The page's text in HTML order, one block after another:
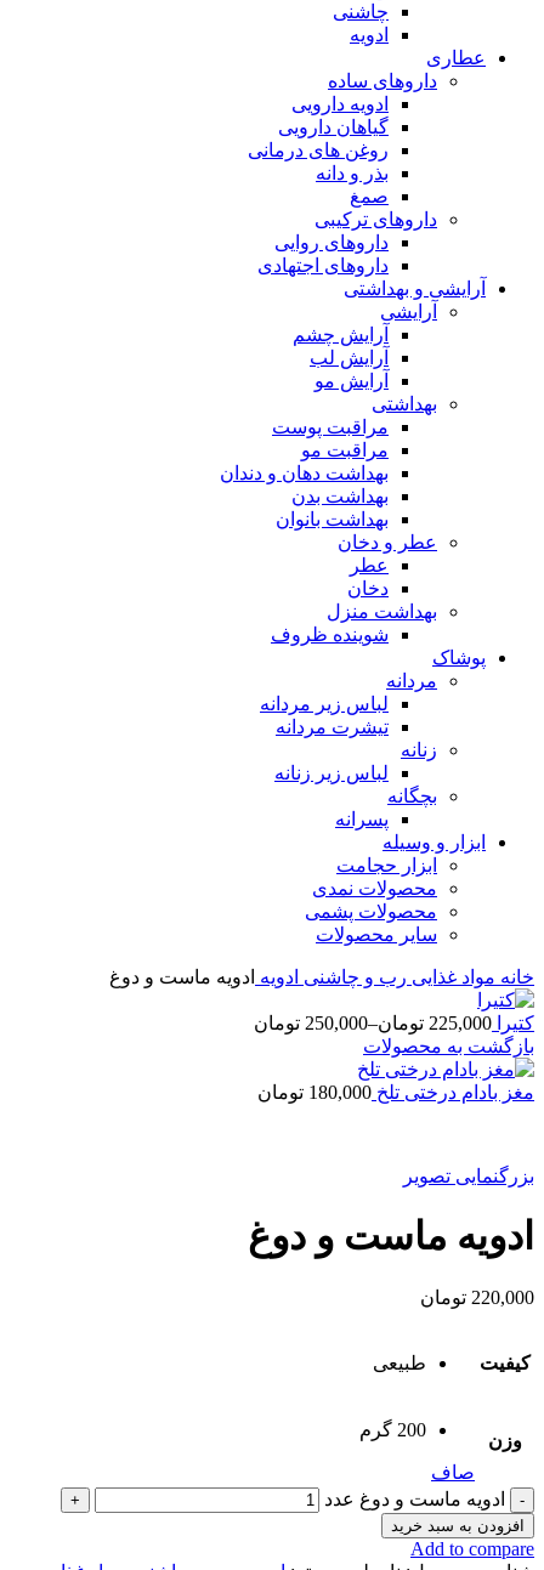
چاشنی
ادویه
عطاری
داروهای ساده
ادویه دارویی
گیاهان دارویی
روغن های درمانی
بذر و دانه
صمغ
داروهای ترکیبی
داروهای روایی
داروهای اجتهادی
آرایشی و بهداشتی
آرایشی
آرایش چشم
آرایش لب
آرایش مو
بهداشتی
مراقبت پوست
مراقبت مو
بهداشت دهان و دندان
بهداشت بدن
بهداشت بانوان
عطر و دخان
عطر
دخان
بهداشت منزل
شوینده ظروف
پوشاک
مردانه
لباس زیر مردانه
تیشرت مردانه
زنانه
لباس زیر زنانه
بچگانه
پسرانه
ابزار و وسیله
ابزار حجامت
محصولات نمدی
محصولات پشمی
سایر محصولات
خانه مواد غذایی رب و چاشنی ادویه ادویه ماست و دوغ
کتیرا 225,000 تومان–
250,000 تومان
بازگشت به محصولات
مغز بادام درختی تلخ 180,000 تومان
بزرگنمایی تصویر
ادویه ماست و دوغ
220,000 تومان
کیفیت طبیعی
وزن
200 گرم
صاف
ادویه ماست و دوغ عدد
افزودن به سبد خرید
Add to compare